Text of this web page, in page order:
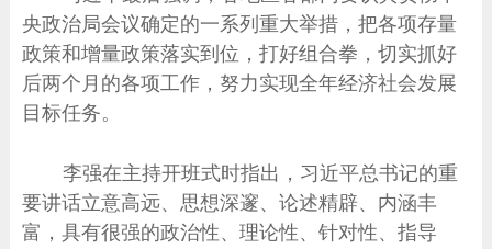
央政治局会议确定的一系列重大举措，把各项存量
政策和增量政策落实到位，打好组合拳，切实抓好
后两个月的各项工作，努力实现全年经济社会发展
目标任务。
李强在主持开班式时指出，习近平总书记的重
要讲话立意高远、思想深邃、论述精辟、内涵丰
富，具有很强的政治性、理论性、针对性、指导